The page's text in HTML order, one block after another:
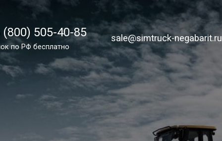
(800) 505-40-85
по России бесплатный
sale@simtruck-negabarit.ru
(800) 505-40-85
по РФ бесплатно
sale@simtruck-negabarit.ru